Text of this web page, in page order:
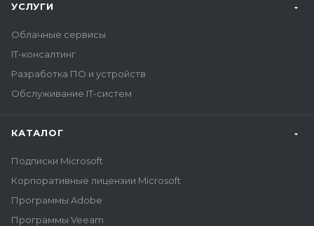
УСЛУГИ
Облачные сервисы
IT-консалтинг
Разработка ПО и устройств
Обслуживание IT-систем
КАТАЛОГ
Подписки Microsoft
Корпоративные лицензии Microsoft
Программы Adobe
Программы Veeam